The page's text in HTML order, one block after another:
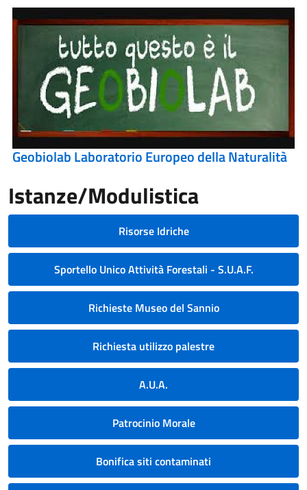
Geobiolab Laboratorio Europeo della Naturalità
Istanze/Modulistica
Risorse Idriche
Sportello Unico Attività Forestali - S.U.A.F.
Richieste Museo del Sannio
Richiesta utilizzo palestre
A.U.A.
Patrocinio Morale
Bonifica siti contaminati